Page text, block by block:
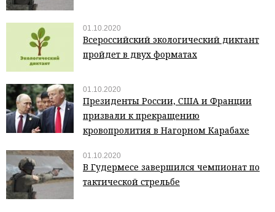
01.10.2020
Всероссийский экологический диктант
пройдет в двух форматах
01.10.2020
Президенты России, США и Франции
призвали к прекращению
кровопролития в Нагорном Карабахе
01.10.2020
В Гудермесе завершился чемпионат по
тактической стрельбе